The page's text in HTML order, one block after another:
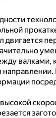
валками,
направлении.